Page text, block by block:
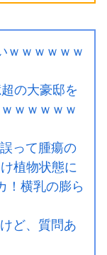
ｗｗｗｗｗｗ
の大豪邸を
ｗｗｗｗｗ
って腫瘍の
植物状態に
！横乳の膨ら
ど、質問あ